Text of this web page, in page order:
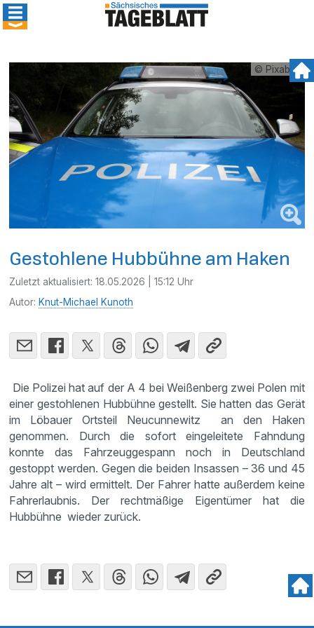
© Pixabay
Gestohlene Hubbühne am Haken
Zuletzt aktualisiert:18.05.2026 | 15:12 Uhr
Autor: Knut-Michael Kunoth
Die Polizei hat auf der A 4 bei Weißenberg zwei Polen mit
einer gestohlenen Hubbühne gestellt. Sie hatten das Gerät
im Löbauer Ortsteil Neucunnewitz an den Haken
genommen. Durch die sofort eingeleitete Fahndung
konnte das Fahrzeuggespann noch in Deutschland
gestoppt werden. Gegen die beiden Insassen – 36 und 45
Jahre alt – wird ermittelt. Der Fahrer hatte außerdem keine
Fahrerlaubnis. Der rechtmäßige Eigentümer hat die
Hubbühne wieder zurück.